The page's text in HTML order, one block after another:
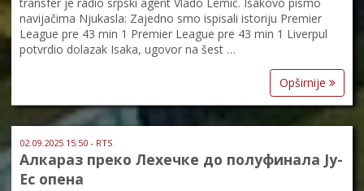
navijačima Njukasla: Zajedno smo ispisali istoriju Premier
League pre 43 min 1 Premier League pre 43 min 1 Liverpul
potvrdio dolazak Isaka, ugovor na šest …
Opširnije
02.09.2025 15:50 - RTS
Алкараз преко Лехечке до полуфинала Ју-
Ес опена